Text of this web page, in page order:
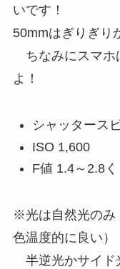
いです！
50mmはぎりぎり
ちなみにスマホ
よ！
シャッタース
ISO 1,600
F値 1.4～2.8
※光は自然光のみ
色温度的に良い）
半逆光かサイド